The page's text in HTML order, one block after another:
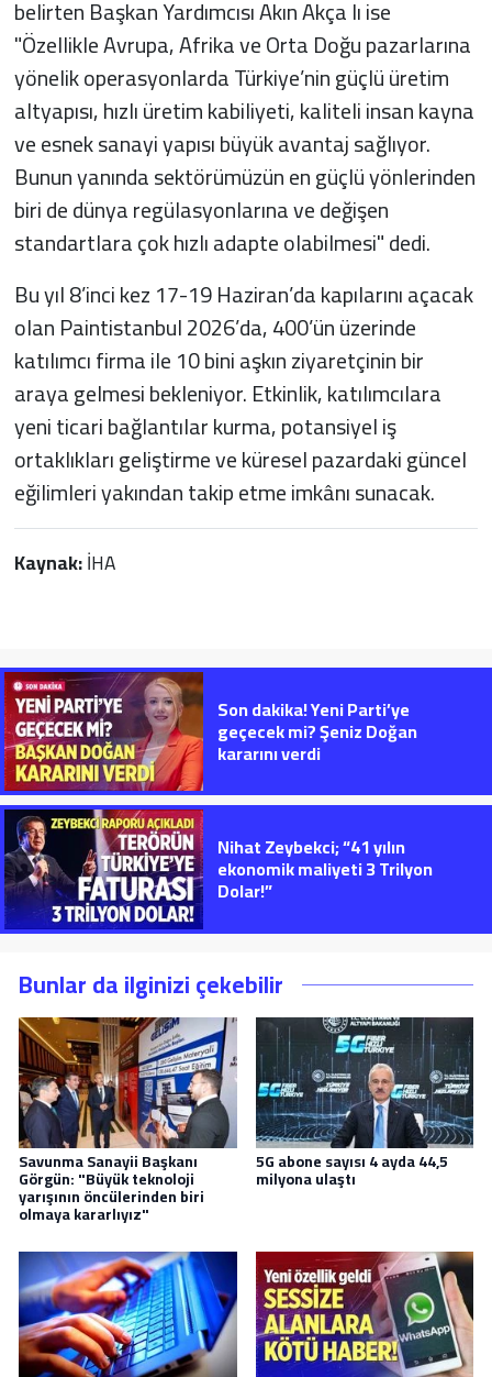
belirten Başkan Yardımcısı Akın Akça lı ise
"Özellikle Avrupa, Afrika ve Orta Doğu pazarlarına
yönelik operasyonlarda Türkiye’nin güçlü üretim
altyapısı, hızlı üretim kabiliyeti, kaliteli insan kayna
ve esnek sanayi yapısı büyük avantaj sağlıyor.
Bunun yanında sektörümüzün en güçlü yönlerinden
biri de dünya regülasyonlarına ve değişen
standartlara çok hızlı adapte olabilmesi" dedi.
Bu yıl 8’inci kez 17-19 Haziran’da kapılarını açacak
olan Paintistanbul 2026’da, 400’ün üzerinde
katılımcı firma ile 10 bini aşkın ziyaretçinin bir
araya gelmesi bekleniyor. Etkinlik, katılımcılara
yeni ticari bağlantılar kurma, potansiyel iş
ortaklıkları geliştirme ve küresel pazardaki güncel
eğilimleri yakından takip etme imkânı sunacak.
Kaynak:İHA
Son dakika! Yeni Parti’ye
geçecek mi? Şeniz Doğan
kararını verdi
Nihat Zeybekci; “41 yılın
ekonomik maliyeti 3 Trilyon
Dolar!”
Bunlar da ilginizi çekebilir
Savunma Sanayii Başkanı
Görgün: "Büyük teknoloji
yarışının öncülerinden biri
olmaya kararlıyız"
5G abone sayısı 4 ayda 44,5
milyona ulaştı